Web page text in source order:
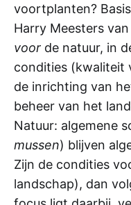
voortplanten?
Harry Meesters
voor de natuur, in
condities (kwaliteit
de inrichting van
beheer van het
Natuur: algemene
mussen) blijven
Zijn de condities
landschap), dan